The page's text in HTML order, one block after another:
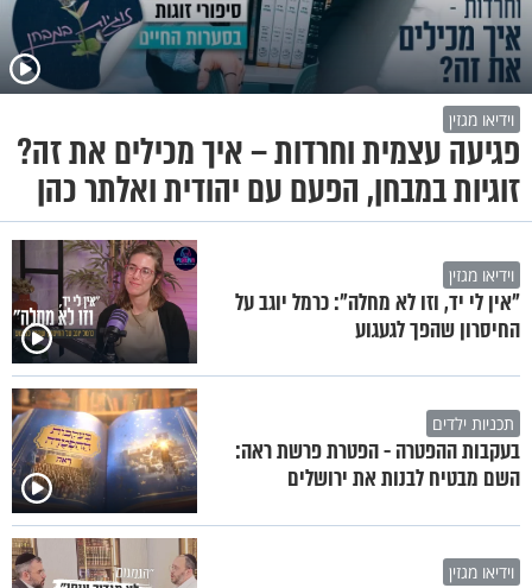
וידיאו מגזין
פגיעה עצמית וחרדות – איך מכילים את זה?
זוגיות במבחן, הפעם עם יהודית ואלתר כהן
וידיאו מגזין
"אין לי יד, וזו לא מחלה": כרמל יוגב על
החיסרון שהפך לגעגוע
תכניות ילדים
בעקבות ההפטרה - הפטרת פרשת ראה:
השם מבטיח לבנות את ירושלים
וידיאו מגזין